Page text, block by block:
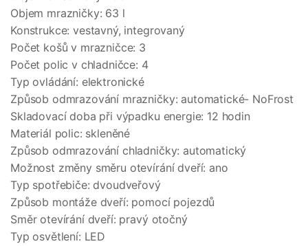
Objem mrazničky: 63 l
Konstrukce: vestavný, integrovaný
Počet košů v mrazničce: 3
Počet polic v chladničce: 4
Typ ovládání: elektronické
Způsob odmrazování mrazničky: automatické- NoFrost
Skladovací doba při výpadku energie: 12 hodin
Materiál polic: skleněné
Způsob odmrazování chladničky: automatický
Možnost změny směru otevírání dveří: ano
Typ spotřebiče: dvoudveřový
Způsob montáže dveří: pomocí pojezdů
Směr otevírání dveří: pravý otočný
Typ osvětlení: LED